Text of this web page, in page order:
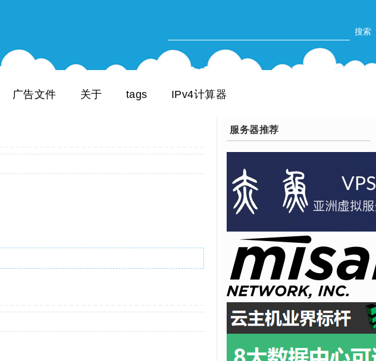
广告文件 关于 tags IPv4计算器
服务器推荐